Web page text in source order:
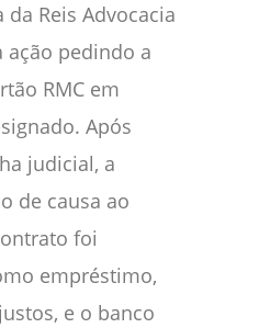
Reis Advocacia
pedindo a
RMC em
Após
judicial, a
de causa ao
foi
empréstimo,
e o banco